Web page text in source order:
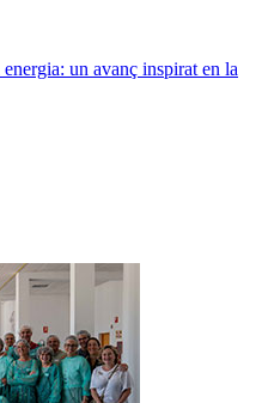
un avanç inspirat en la